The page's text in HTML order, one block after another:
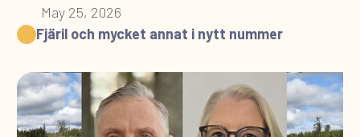
May 25, 2026
Fjäril och mycket annat i nytt nummer